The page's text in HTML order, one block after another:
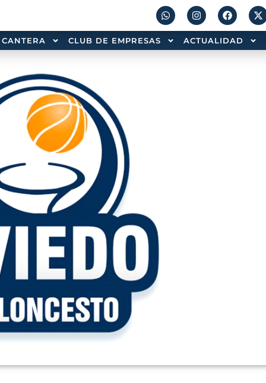
CANTERA CLUB DE EMPRESAS ACTUALIDAD